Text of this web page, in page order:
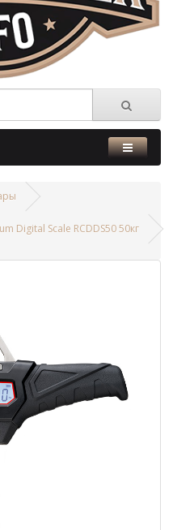
Digital Scale RCDDS50 50кг